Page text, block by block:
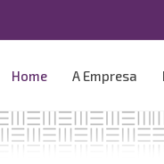
Home A Empresa